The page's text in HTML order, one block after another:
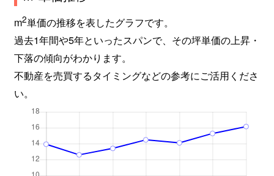
m2単価の推移を表したグラフです。
過去1年間や5年といったスパンで、その坪単価の上昇・
下落の傾向がわかります。
不動産を売買するタイミングなどの参考にご活用くださ
い。